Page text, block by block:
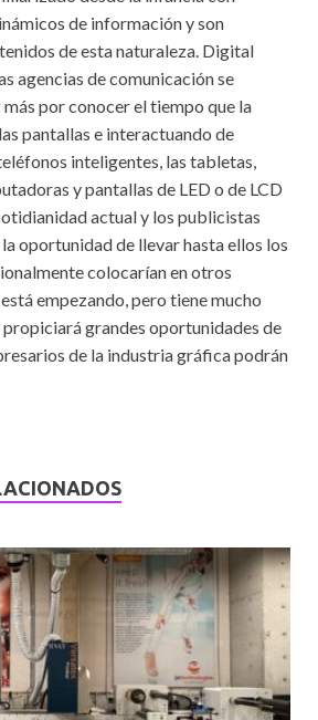
de información y son
de esta naturaleza. Digital
agencias de comunicación se
por conocer el tiempo que la
pantallas e interactuando de
inteligentes, las tabletas,
y pantallas de LED o de LCD
actual y los publicistas
oportunidad de llevar hasta ellos los
colocarían en otros
empezando, pero tiene mucho
grandes oportunidades de
de la industria gráfica podrán